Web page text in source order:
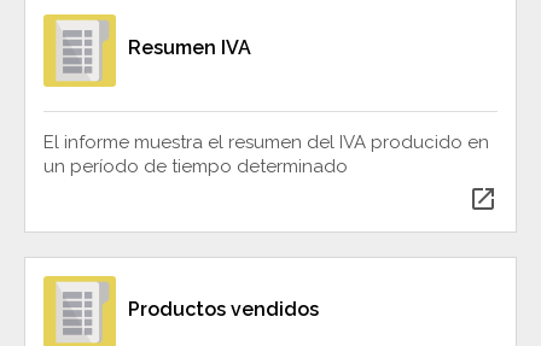
Resumen IVA
El informe muestra el resumen del IVA producido en
un período de tiempo determinado
open_in_new
Productos vendidos